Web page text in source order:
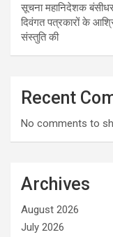
सूचना महानिदेशक
दिवंगत पत्रकारों के
संस्तुति की
Recent
No comments to
Archives
August 2026
July 2026